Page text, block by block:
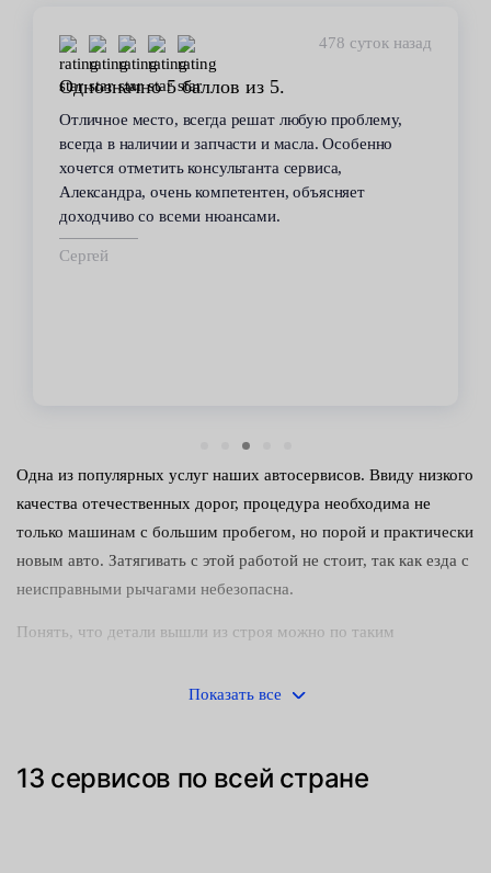
478 суток назад
Однозначно 5 баллов из 5.
Отличное место, всегда решат любую проблему,
всегда в наличии и запчасти и масла. Особенно
хочется отметить консультанта сервиса,
Александра, очень компетентен, объясняет
доходчиво со всеми нюансами.
Сергей
Одна из популярных услуг наших автосервисов. Ввиду низкого
качества отечественных дорог, процедура необходима не
только машинам с большим пробегом, но порой и практически
новым авто. Затягивать с этой работой не стоит, так как езда с
неисправными рычагами небезопасна.
Понять, что детали вышли из строя можно по таким
стук в подвеске — особенно при езде по неровной дороге;
увод колес на одну из сторон;
Показать все
13 сервисов по всей стране